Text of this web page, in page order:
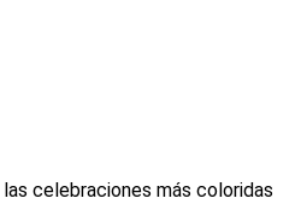
las celebraciones más coloridas